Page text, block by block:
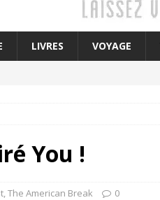
LIVRES VOYAGE
You !
,The American Break 0